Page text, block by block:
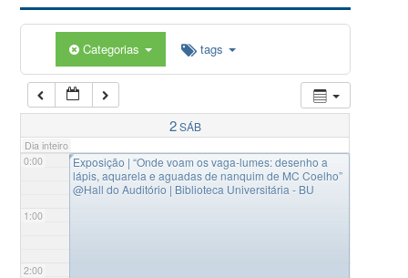
Categorias tags
2SÁB
Dia inteiro
0:00
1:00
2:00
◤Exposição | “Onde voam os vaga-lumes: desenho a
lápis, aquarela e aguadas de nanquim de MC Coelho”
@Hall do Auditório | Biblioteca Universitária - BU